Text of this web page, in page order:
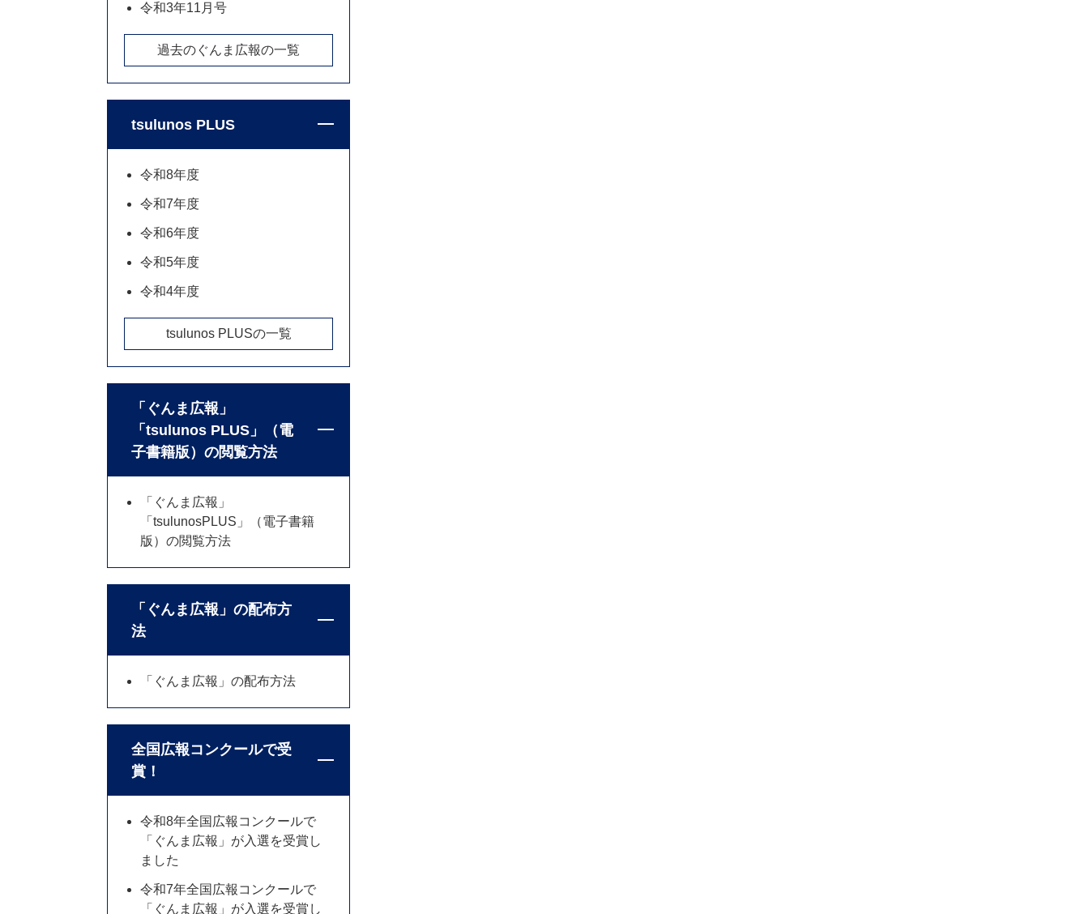
令和3年11月号
過去のぐんま広報の一覧
tsulunos PLUS
令和8年度
令和7年度
令和6年度
令和5年度
令和4年度
tsulunos PLUSの一覧
「ぐんま広報」
「tsulunos PLUS」（電
子書籍版）の閲覧方法
「ぐんま広報」
「tsulunosPLUS」（電子書籍
版）の閲覧方法
「ぐんま広報」の配布方
法
「ぐんま広報」の配布方法
全国広報コンクールで受
賞！
令和8年全国広報コンクールで
「ぐんま広報」が入選を受賞し
ました
令和7年全国広報コンクールで
「ぐんま広報」が入選を受賞し